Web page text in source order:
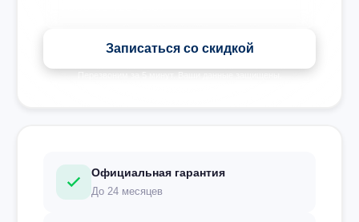
Записаться со скидкой
Официальная гарантия
До 24 месяцев